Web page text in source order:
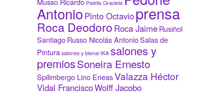
Palella Graciela
Antonio Pinto Octavioprensa
Roca Deodoro Roca JaimeRusiñol
SantiagoRusso Nicolás AntonioSalas de
Pintura salones y bienal IKA salones y
premiosSoneira Ernesto
Spilimbergo Lino EneasValazza Héctor
Vidal FranciscoWolff Jacobo